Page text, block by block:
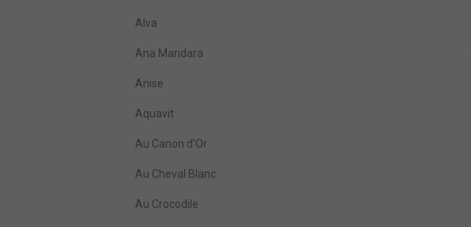
Alva
Ana Mandara
Anise
Aquavit
Au Canon d'Or
Au Cheval Blanc
Au Crocodile